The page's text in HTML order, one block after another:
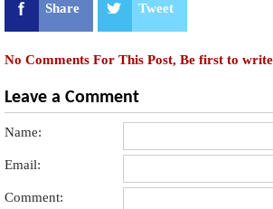
Share Tweet
No Comments For This Post, Be first to
Leave a Comment
Name:
Email:
Comment: